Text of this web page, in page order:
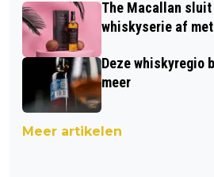
The Macallan sluit
whiskyserie af
Deze whiskyregio
meer
Meer artikelen